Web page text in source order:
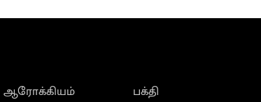
ஆரோக்கியம்
பக்தி